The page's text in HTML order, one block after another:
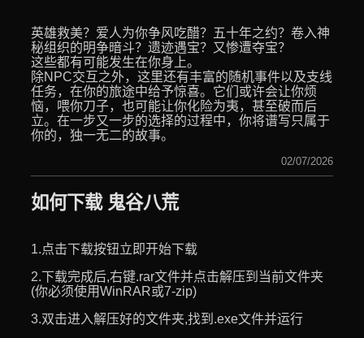
英雄救美？爱人为你争风吃醋？五十年之约？卷入神
秘组织的明争暗斗？遗迹遇宝？又惨遭夺宝？
这些都有可能发生在你身上。
除NPC交互之外，这里还有丰富的随机事件以及支线
任务，在你的旅途中给予惊喜。它们或许会让你烦
恼，喂你刀子，也可能让你化险为夷，甚至破而后
立。在一步又一步的选择的过程中，你将谱写只属于
你的，独一无二的故事。
02/07/2026
如何下载 鬼谷八荒
1.点击下载按钮立即开始下载
2.下载完成后,右键.rar文件并点击解压到当前文件夹
(你必须使用WinRAR或7-zip)
3.双击进入解压好的文件夹,找到.exe文件并运行